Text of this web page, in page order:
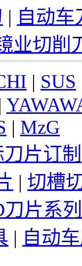
| 自动车
业切削
| SUS
|
| MzG
片订制
| 切槽
片系列
| 自动